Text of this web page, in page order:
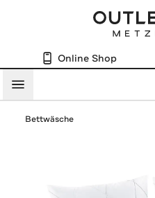
Online Shop
Menü
Bettwäsche